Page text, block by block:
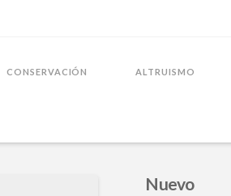
CONSERVACIÓN ALTRUISMO
Nuevo